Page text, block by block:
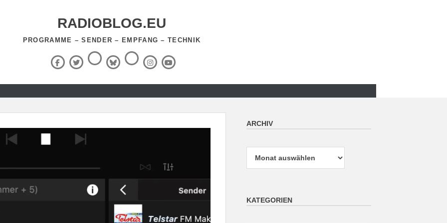
RADIOBLOG.EU
PROGRAMME – SENDER – EMPFANG – TECHNIK
Facebook
X
(Twitter)
ThreadsBlueSky
RSS-
Feed InstagramYouTube
ARCHIV
KATEGORIEN